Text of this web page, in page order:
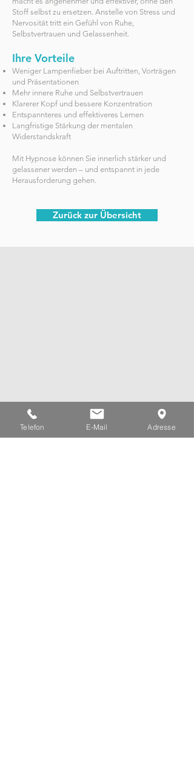
Stoff selbst zu ersetzen. Anstelle von Stress und
Nervosität tritt ein Gefühl von Ruhe,
Selbstvertrauen und Gelassenheit.
Ihre Vorteile
Weniger Lampenfieber bei Auftritten, Vorträgen
und Präsentationen
Mehr innere Ruhe und Selbstvertrauen
Klarerer Kopf und bessere Konzentration
Entspannteres und effektiveres Lernen
Langfristige Stärkung der mentalen
Widerstandskraft
Mit Hypnose können Sie innerlich stärker und
gelassener werden – und entspannt in jede
Herausforderung gehen.
Zurück zur Übersicht
Heilpraktikerin Andrea Hilmer · Amselweg 9 ·
29525 Uelzen
Tel. 0581 6766 Mobil: 0152 53 44 15 69
Telefon E-Mail Adresse